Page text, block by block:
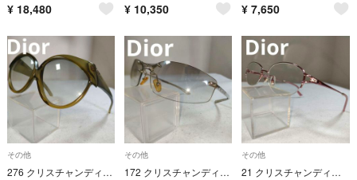
¥ 18,480 ¥ 10,350 ¥ 7,650
その他
276 クリスチャンディオール サングラス ヴィンテージ 度無
その他
172 クリスチャンディオール サングラス 度無 YB7NN
その他
21 クリスチャンディオール Dior メガネ 度有 CD7645J チタン